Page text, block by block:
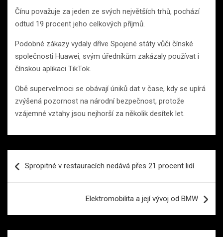
Čínu považuje za jeden ze svých největších trhů, pochází
odtud 19 procent jeho celkových příjmů.
Podobné zákazy vydaly dříve Spojené státy vůči čínské
společnosti Huawei, svým úředníkům zakázaly používat i
čínskou aplikaci TikTok.
Obě supervelmoci se obávají úniků dat v čase, kdy se upírá
zvýšená pozornost na národní bezpečnost, protože
vzájemné vztahy jsou nejhorší za několik desítek let.
proSpropitné v restauracích nedává přes 21 procent lidí
Elektromobilita a její vývoj od BMW